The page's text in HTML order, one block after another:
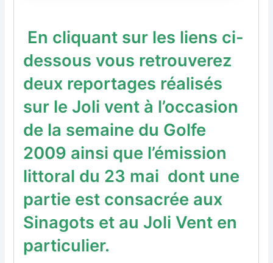
En cliquant sur les liens ci-
dessous vous retrouverez
deux reportages réalisés
sur le Joli vent à l’occasion
de la semaine du Golfe
2009 ainsi que l’émission
littoral du 23 mai dont une
partie est consacrée aux
Sinagots et au Joli Vent en
particulier.